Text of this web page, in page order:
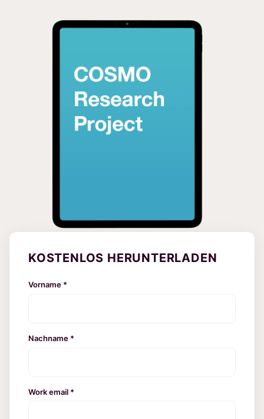
KOSTENLOS HERUNTERLADEN
Vorname *
Nachname *
Work email *